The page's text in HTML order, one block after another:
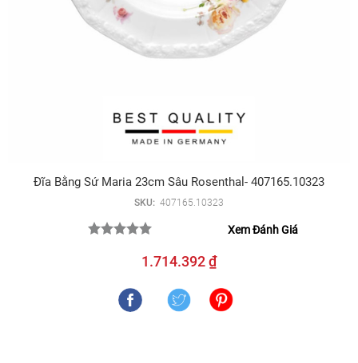
Đĩa Bằng Sứ Maria 23cm Sâu Rosenthal- 407165.10323
SKU: 407165.10323
Xem Đánh Giá
1.714.392 ₫